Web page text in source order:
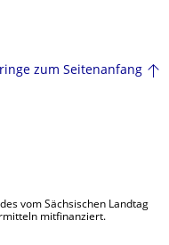
zum Seitenanfang
vom Sächsischen Landtag
mitfinanziert.